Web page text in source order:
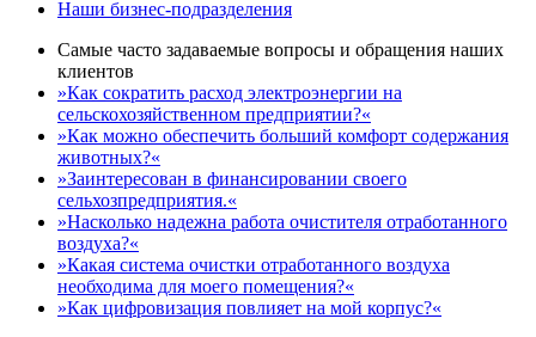
Наши бизнес-подразделения
Самые часто задаваемые вопросы и обращения наших
клиентов
»Как сократить расход электроэнергии на
сельскохозяйственном предприятии?«
»Как можно обеспечить больший комфорт содержания
животных?«
»Заинтересован в финансировании своего
сельхозпредприятия.«
»Насколько надежна работа очистителя отработанного
воздуха?«
»Какая система очистки отработанного воздуха
необходима для моего помещения?«
»Как цифровизация повлияет на мой корпус?«